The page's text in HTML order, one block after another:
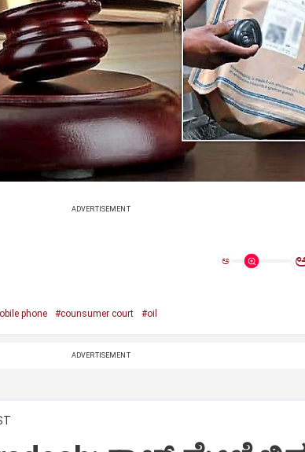
ADVERTISEMENT
ಅ
phone #counsumer court #oil
ADVERTISEMENT